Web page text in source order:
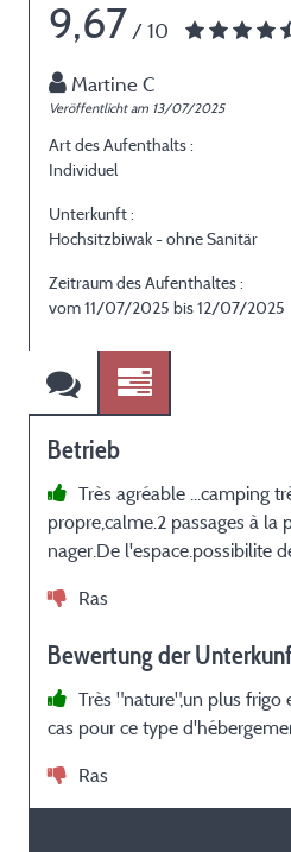
9,67 / 10
Martine C
Veröffentlicht am 13/07/2025
Art des Aufenthalts :
Individuel
Unterkunft :
Hochsitzbiwak - ohne Sanitär
Zeitraum des Aufenthaltes :
vom 11/07/2025 bis 12/07/2025
Betrieb
Très agréable ...camping
propre,calme.2 passages à la
nager.De l'espace.possibilite
Ras
Bewertung der
Très "nature",un plus frigo
cas pour ce type
Ras